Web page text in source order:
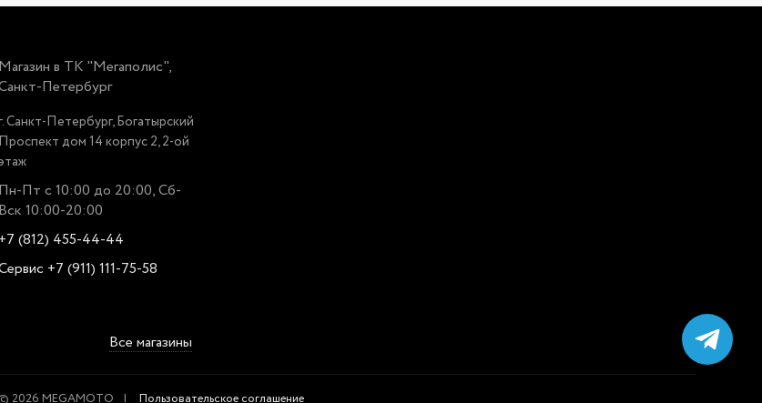
Магазин в ТК "Мегаполис",
Петербург
Санкт-Петербург, Богатырский
Проспект дом 14 корпус 2, 2-ой
Пн-Пт с 10:00 до 20:00, Сб-
Вск 10:00-20:00
+7 (812) 455-44-44
+7 (911) 111-75-58
Все магазины
2026 MEGAMOTO Пользовательское соглашение